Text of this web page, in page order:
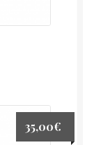
35,00€